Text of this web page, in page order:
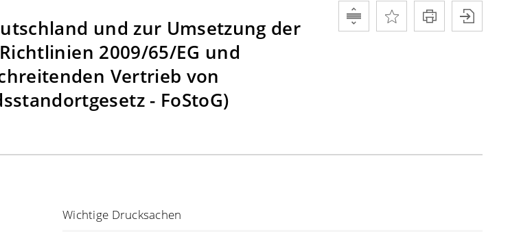
und zur Umsetzung der
2009/65/EG und
Vertrieb von
- FoStoG)
Wichtige Drucksachen